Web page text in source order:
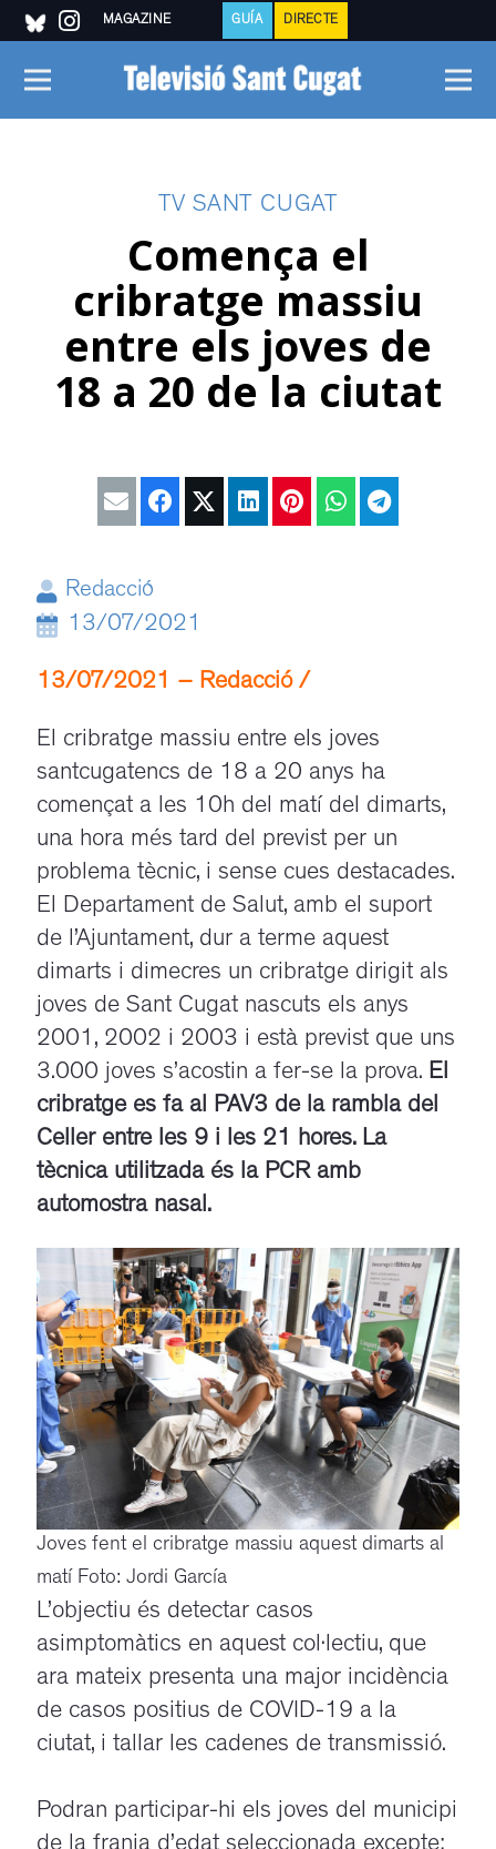
MAGAZINE GUÍA DIRECTE
TV SANT CUGAT
Comença el
cribratge massiu
entre els joves de
18 a 20 de la ciutat
Redacció
13/07/2021
13/07/2021 – Redacció /
El cribratge massiu entre els joves
santcugatencs de 18 a 20 anys ha
començat a les 10h del matí del dimarts,
una hora més tard del previst per un
problema tècnic, i sense cues destacades.
El Departament de Salut, amb el suport
de l’Ajuntament, dur a terme aquest
dimarts i dimecres un cribratge dirigit als
joves de Sant Cugat nascuts els anys
2001, 2002 i 2003 i està previst que uns
3.000 joves s’acostin a fer-se la prova. El
cribratge es fa al PAV3 de la rambla del
Celler entre les 9 i les 21 hores. La
tècnica utilitzada és la PCR amb
automostra nasal.
Joves fent el cribratge massiu aquest dimarts al
matí Foto: Jordi García
L’objectiu és detectar casos
asimptomàtics en aquest col·lectiu, que
ara mateix presenta una major incidència
de casos positius de COVID-19 a la
ciutat, i tallar les cadenes de transmissió.
Podran participar-hi els joves del municipi